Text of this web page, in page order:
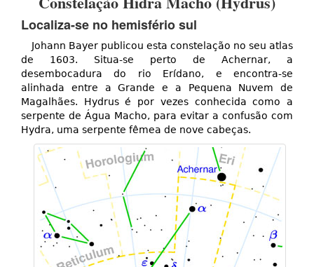
Localiza-se no hemisfério sul
Johann Bayer publicou esta constelação no seu atlas
de 1603. Situa-se perto de Achernar, a
desembocadura do rio Erídano, e encontra-se
alinhada entre a Grande e a Pequena Nuvem de
Magalhães. Hydrus é por vezes conhecida como a
serpente de Água Macho, para evitar a confusão com
Hydra, uma serpente fêmea de nove cabeças.